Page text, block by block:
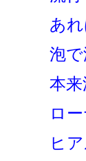
あ
泡
本
ロ
ヒ